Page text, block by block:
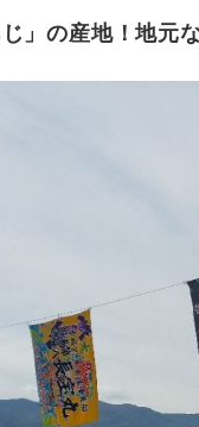
じ」の産地！地